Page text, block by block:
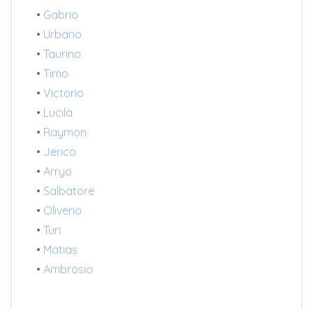
• Gabrio
• Urbano
• Taurino
• Timo
• Victorio
• Lucila
• Raymon
• Jerico
• Arryo
• Salbatore
• Oliverio
• Turi
• Matias
• Ambrosio